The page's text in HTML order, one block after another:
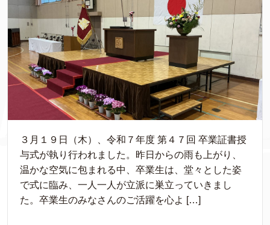
３月１９日（木）、令和７年度 第４７回 卒業証書授
与式が執り行われました。昨日からの雨も上がり、
温かな空気に包まれる中、卒業生は、堂々とした姿
で式に臨み、一人一人が立派に巣立っていきまし
た。卒業生のみなさんのご活躍を心よ […]